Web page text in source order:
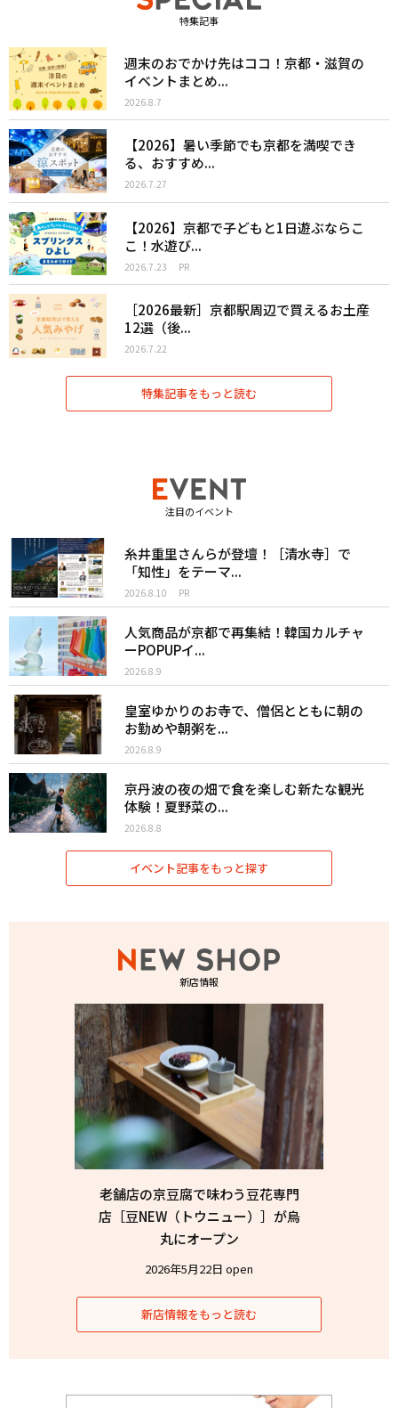
特集記事
週末のおでかけ先はココ！京都・滋賀の
イベントまとめ...
2026.8.7
【2026】暑い季節でも京都を満喫でき
る、おすすめ...
2026.7.27
【2026】京都で子どもと1日遊ぶならこ
こ！水遊び...
2026.7.23 PR
［2026最新］京都駅周辺で買えるお土産
12選（後...
2026.7.22
特集記事をもっと読む
注目のイベント
糸井重里さんらが登壇！［清水寺］で
「知性」をテーマ...
2026.8.10 PR
人気商品が京都で再集結！韓国カルチャ
ーPOPUPイ...
2026.8.9
皇室ゆかりのお寺で、僧侶とともに朝の
お勤めや朝粥を...
2026.8.9
京丹波の夜の畑で食を楽しむ新たな観光
体験！夏野菜の...
2026.8.8
イベント記事をもっと探す
新店情報
老舗店の京豆腐で味わう豆花専門
店［豆NEW（トウニュー）］が烏
丸にオープン
2026年5月22日 open
新店情報をもっと読む